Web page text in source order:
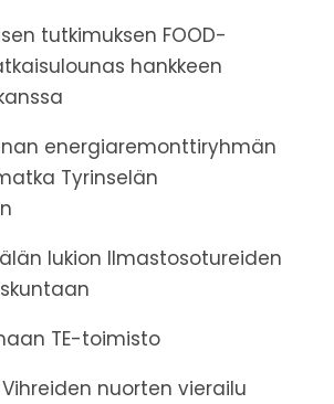
tutkimuksen FOOD-
hankkeen
energiaremonttiryhmän
Tyrinselän
lukion Ilmastosotureiden
TE-toimisto
Vihreiden nuorten vierailu